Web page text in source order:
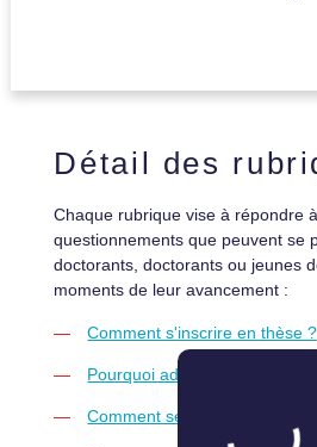
Détail des
Chaque rubrique vise à répondre
questionnements que peuvent se
doctorants, doctorants ou jeunes
moments de leur avancement :
Comment s'inscrire en thèse ?
Pourquoi adhérer à l'afm
Comment se former pendant